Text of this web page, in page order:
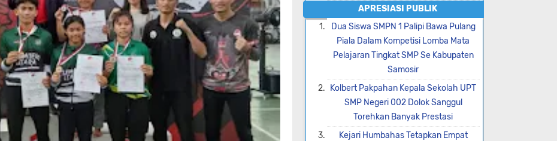
APRESIASI PUBLIK
Dua Siswa SMPN 1 Palipi Bawa Pulang
Piala Dalam Kompetisi Lomba Mata
Pelajaran Tingkat SMP Se Kabupaten
Samosir
Kolbert Pakpahan Kepala Sekolah UPT
SMP Negeri 002 Dolok Sanggul
Torehkan Banyak Prestasi
Kejari Humbahas Tetapkan Empat